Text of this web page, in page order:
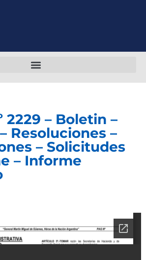
2229 – Boletin –
Resoluciones –
– Solicitudes
– Informe